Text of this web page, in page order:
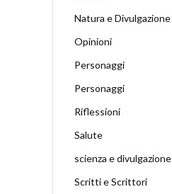
Natura e Divulgazione
Opinioni
Personaggi
Personaggi
Riflessioni
Salute
scienza e divulgazione
Scritti e Scrittori